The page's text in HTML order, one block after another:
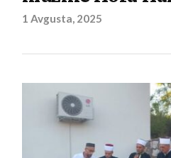
1 Avgusta, 2025